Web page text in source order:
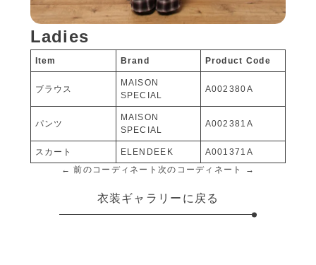
Ladies
Item Brand Product Code
ブラウス
MAISON
SPECIAL
A002380A
パンツ
MAISON
SPECIAL
A002381A
スカート ELENDEEK
A001371A
← 前のコーディネート 次のコーディネート →
衣装ギャラリーに戻る